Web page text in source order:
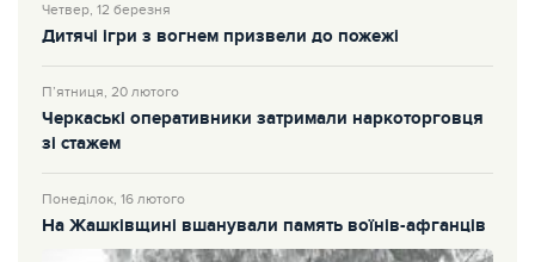
Четвер, 12 березня
Дитячі ігри з вогнем призвели до пожежі
П’ятниця, 20 лютого
Черкаські оперативники затримали наркоторговця
зі стажем
Понеділок, 16 лютого
На Жашківщині вшанували память воїнів-афганців